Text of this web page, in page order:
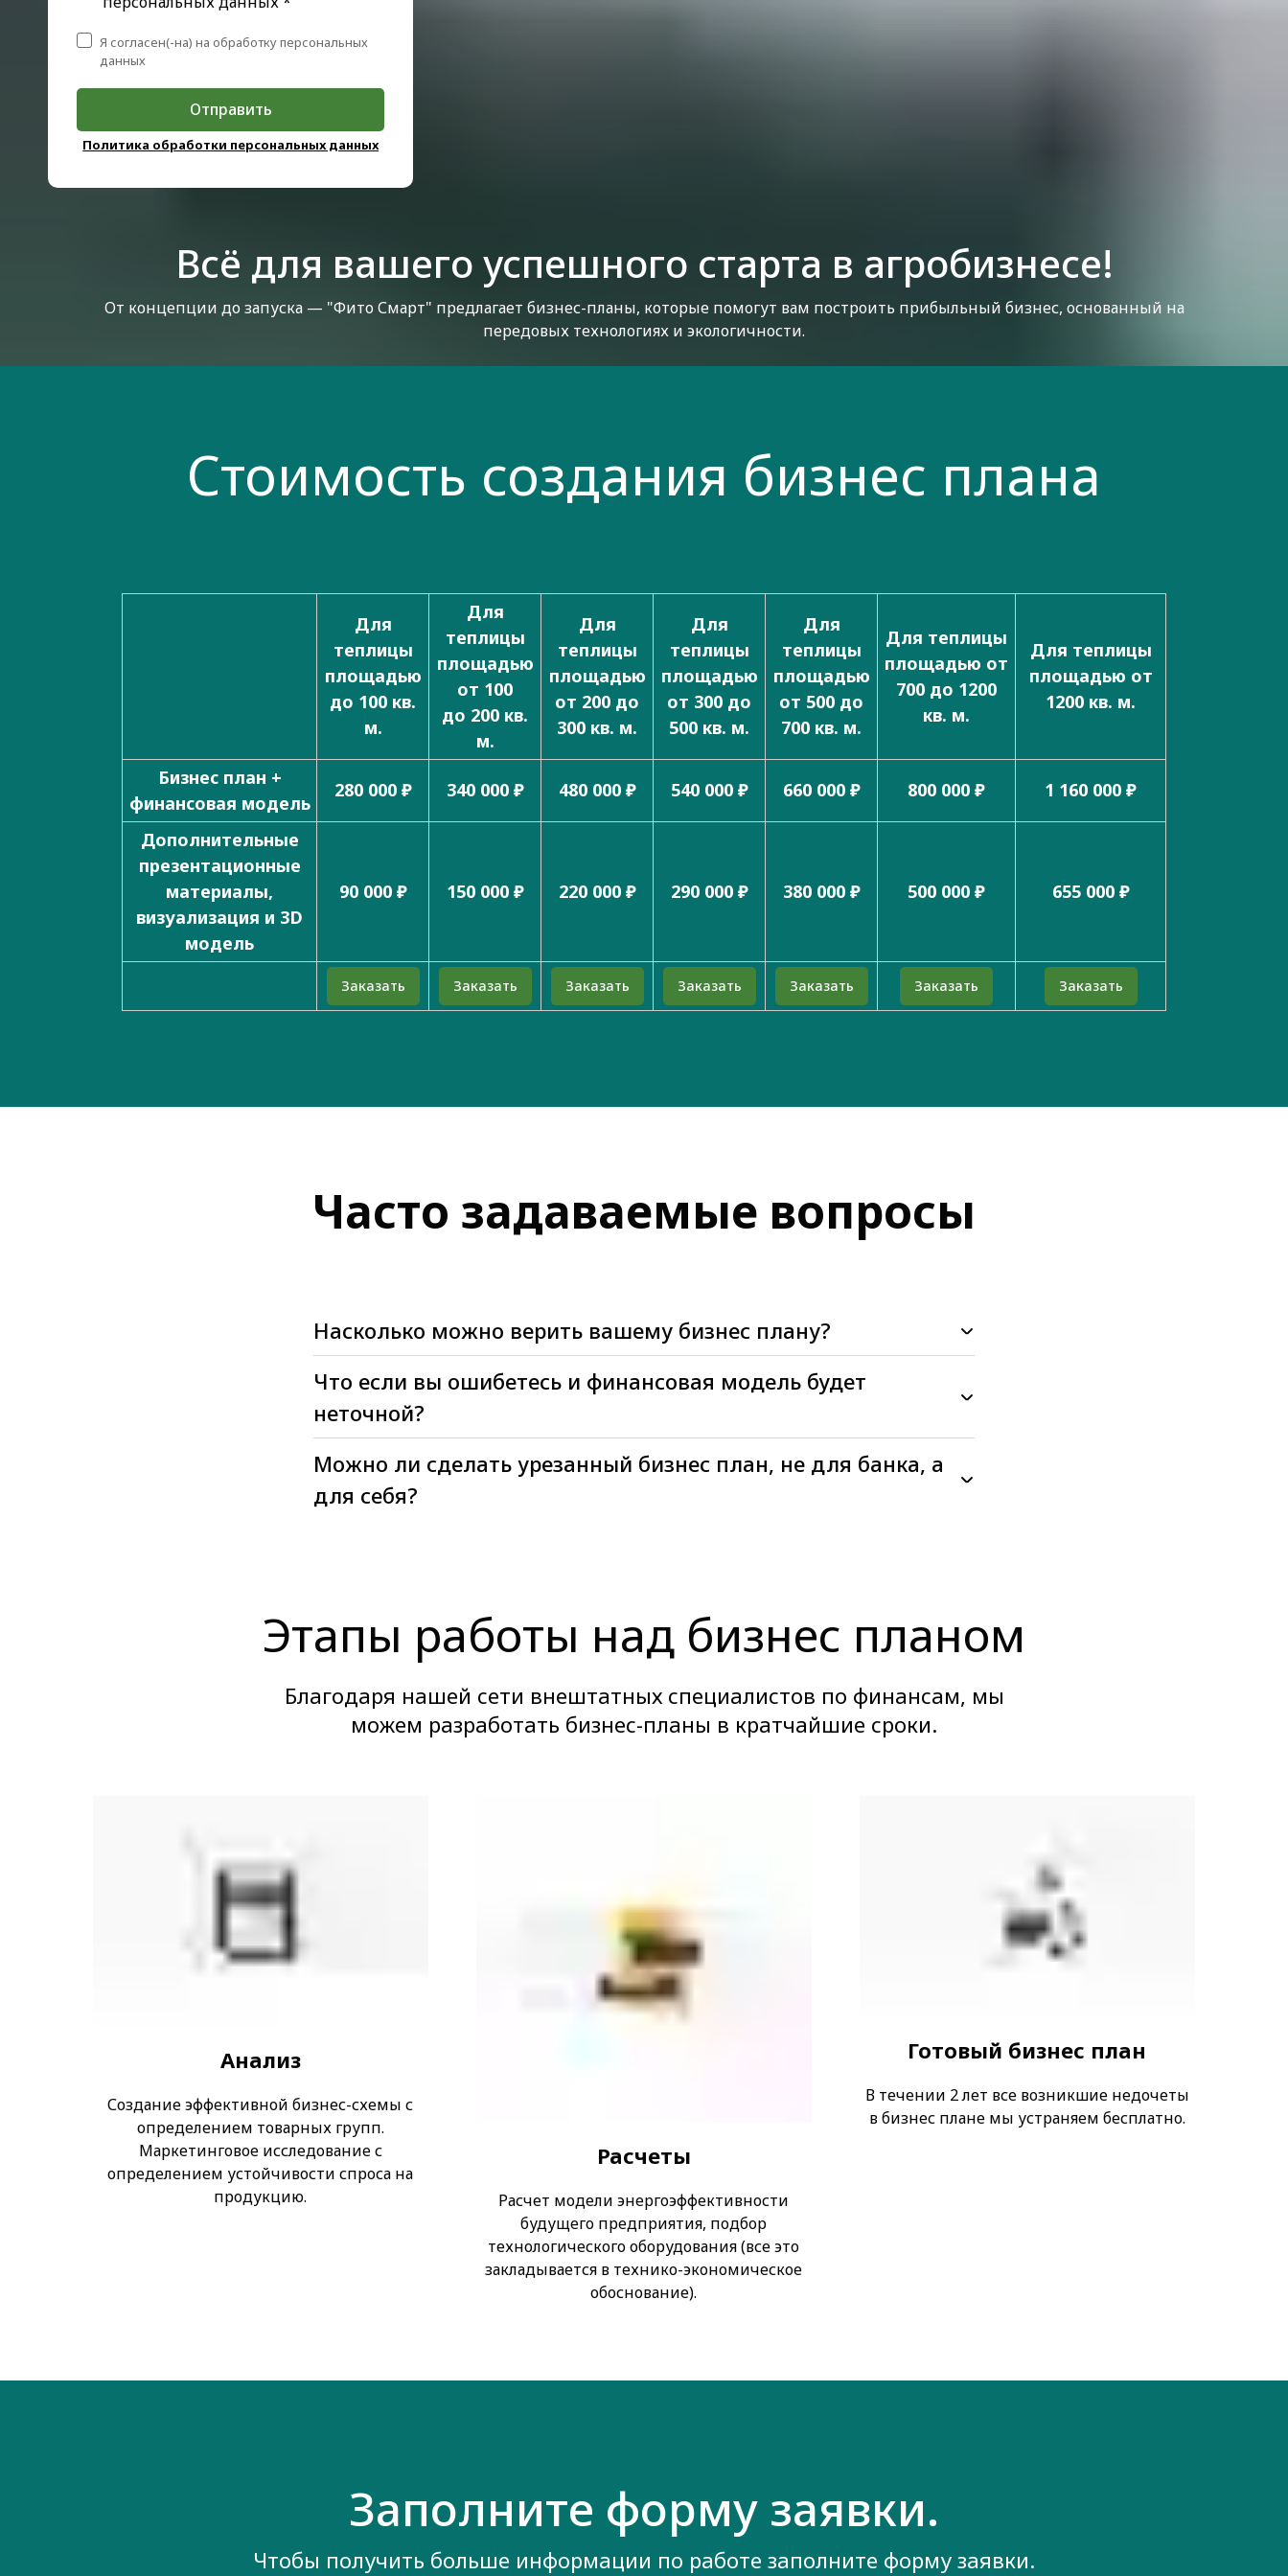
Отправить
Я согласен(-на) на обработку персональных
данных
Политика обработки персональных данных
Всё для вашего успешного старта в агробизнесе!
От концепции до запуска — "Фито Смарт" предлагает бизнес-планы, которые помогут вам построить прибыльный бизнес, основанный на
передовых технологиях и экологичности.
Стоимость создания бизнес плана
Для
теплицы
площадью
до 100 кв.
м.
Для
теплицы
площадью
от 100
до 200 кв.
м.
Для
теплицы
площадью
от 200 до
300 кв. м.
Для
теплицы
площадью
от 300 до
500 кв. м.
Для
теплицы
площадью
от 500 до
700 кв. м.
Для теплицы
площадью от
700 до 1200
кв. м.
Для теплицы
площадью от
1200 кв. м.
Бизнес план +
финансовая модель
280 000 ₽ 340 000 ₽ 480 000 ₽ 540 000 ₽ 660 000 ₽ 800 000 ₽ 1 160 000 ₽
Дополнительные
презентационные
материалы,
визуализация и 3D
модель
90 000 ₽ 150 000 ₽ 220 000 ₽ 290 000 ₽ 380 000 ₽ 500 000 ₽ 655 000 ₽
Заказать Заказать Заказать Заказать Заказать Заказать Заказать
Часто задаваемые вопросы
Насколько можно верить вашему бизнес плану?
Что если вы ошибетесь и финансовая модель будет
неточной?
Можно ли сделать урезанный бизнес план, не для банка, а
для себя?
Этапы работы над бизнес планом
Благодаря нашей сети внештатных специалистов по финансам, мы
можем разработать бизнес-планы в кратчайшие сроки.
Анализ
Создание эффективной бизнес-схемы с
определением товарных групп.
Маркетинговое исследование с
определением устойчивости спроса на
продукцию.
Расчеты
Расчет модели энергоэффективности
будущего предприятия, подбор
технологического оборудования (все это
закладывается в технико-экономическое
обоснование).
Готовый бизнес план
В течении 2 лет все возникшие недочеты
в бизнес плане мы устраняем бесплатно.
Заполните форму заявки.
Чтобы получить больше информации по работе заполните форму заявки.